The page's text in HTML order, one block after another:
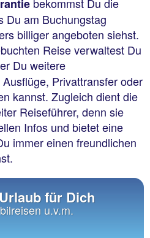
Du am Buchungstag
billiger angeboten siehst.
Reise verwaltest Du
Du weitere
Privattransfer oder
kannst. Zugleich dient die
Reiseführer, denn sie
Infos und bietet eine
immer einen freundlichen
für Dich
u.v.m.